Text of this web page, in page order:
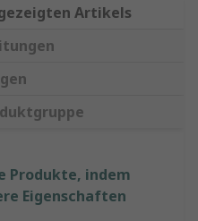
Artikels
Produkte, indem
Eigenschaften